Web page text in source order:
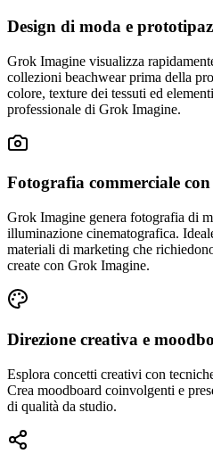
Design di moda e
Grok Imagine visualizza
collezioni beachwear prima della
colore, texture dei tessuti ed
professionale di Grok Imagine.
Fotografia commerciale
Grok Imagine genera fotografia di
illuminazione cinematografica.
materiali di marketing che
create con Grok Imagine.
Direzione creativa e
Esplora concetti creativi con
Crea moodboard coinvolgenti e
di qualità da studio.